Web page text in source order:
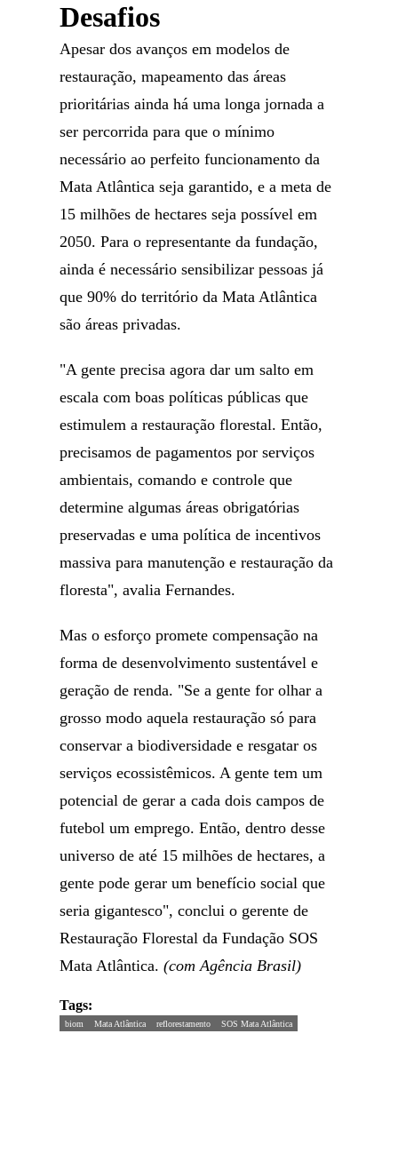
Desafios
Apesar dos avanços em modelos de
restauração, mapeamento das áreas
prioritárias ainda há uma longa jornada a
ser percorrida para que o mínimo
necessário ao perfeito funcionamento da
Mata Atlântica seja garantido, e a meta de
15 milhões de hectares seja possível em
2050. Para o representante da fundação,
ainda é necessário sensibilizar pessoas já
que 90% do território da Mata Atlântica
são áreas privadas.
"A gente precisa agora dar um salto em
escala com boas políticas públicas que
estimulem a restauração florestal. Então,
precisamos de pagamentos por serviços
ambientais, comando e controle que
determine algumas áreas obrigatórias
preservadas e uma política de incentivos
massiva para manutenção e restauração da
floresta", avalia Fernandes.
Mas o esforço promete compensação na
forma de desenvolvimento sustentável e
geração de renda. "Se a gente for olhar a
grosso modo aquela restauração só para
conservar a biodiversidade e resgatar os
serviços ecossistêmicos. A gente tem um
potencial de gerar a cada dois campos de
futebol um emprego. Então, dentro desse
universo de até 15 milhões de hectares, a
gente pode gerar um benefício social que
seria gigantesco", conclui o gerente de
Restauração Florestal da Fundação SOS
Mata Atlântica.(com Agência Brasil)
Tags:
biom Mata Atlântica reflorestamento SOS Mata Atlântica